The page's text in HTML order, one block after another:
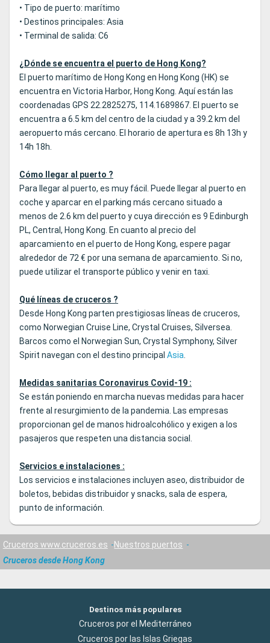
• Tipo de puerto: marítimo
• Destinos principales: Asia
• Terminal de salida: C6
¿Dónde se encuentra el puerto de Hong Kong?
El puerto marítimo de Hong Kong en Hong Kong (HK) se
encuentra en Victoria Harbor, Hong Kong. Aquí están las
coordenadas GPS 22.2825275, 114.1689867. El puerto se
encuentra a 6.5 km del centro de la ciudad y a 39.2 km del
aeropuerto más cercano. El horario de apertura es 8h 13h y
14h 18h.
Cómo llegar al puerto ?
Para llegar al puerto, es muy fácil. Puede llegar al puerto en
coche y aparcar en el parking más cercano situado a
menos de 2.6 km del puerto y cuya dirección es 9 Edinburgh
PL, Central, Hong Kong. En cuanto al precio del
aparcamiento en el puerto de Hong Kong, espere pagar
alrededor de 72 € por una semana de aparcamiento. Si no,
puede utilizar el transporte público y venir en taxi.
Qué líneas de cruceros ?
Desde Hong Kong parten prestigiosas líneas de cruceros,
como Norwegian Cruise Line, Crystal Cruises, Silversea.
Barcos como el Norwegian Sun, Crystal Symphony, Silver
Spirit navegan con el destino principal Asia.
Medidas sanitarias Coronavirus Covid-19 :
Se están poniendo en marcha nuevas medidas para hacer
frente al resurgimiento de la pandemia. Las empresas
proporcionan gel de manos hidroalcohólico y exigen a los
pasajeros que respeten una distancia social.
Servicios e instalaciones :
Los servicios e instalaciones incluyen aseo, distribuidor de
boletos, bebidas distribuidor y snacks, sala de espera,
punto de información.
Cruceros www.cruceros.es
Nuestros puertos
Cruceros desde Hong Kong
Destinos más populares
Cruceros por el Mediterráneo
Cruceros por las Islas Griegas